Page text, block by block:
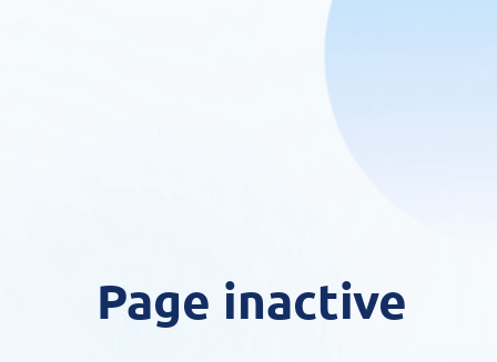
Page inactive